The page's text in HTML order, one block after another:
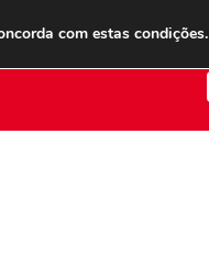
com estas condições.